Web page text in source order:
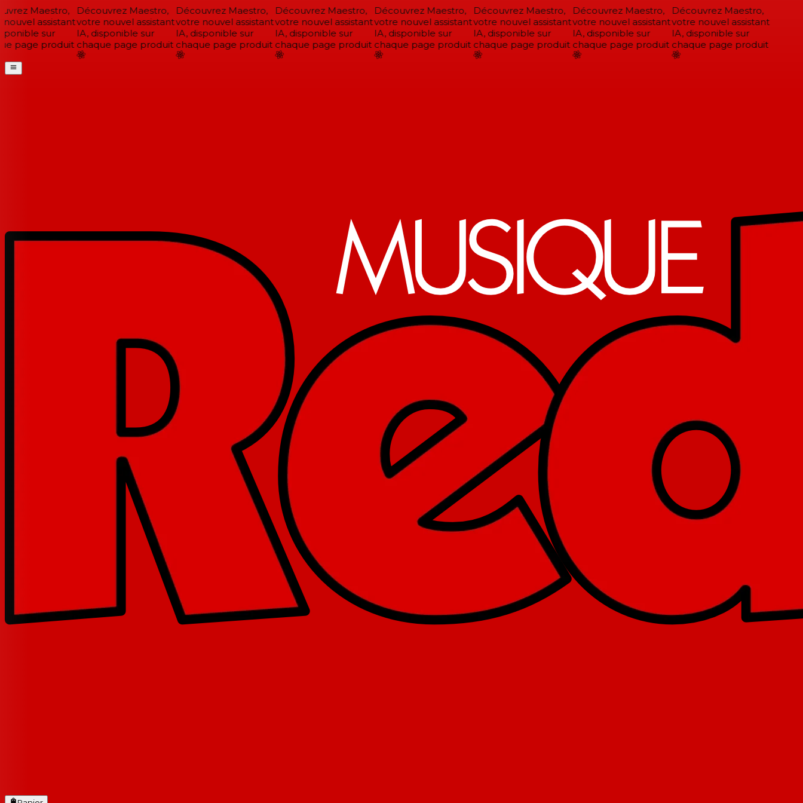
Maestro,
assistant
sur
page produit
Découvrez Maestro,
votre nouvel assistant
IA, disponible sur
chaque page produit
Découvrez Maestro,
votre nouvel assistant
IA, disponible sur
chaque page produit
Découvrez Maestro,
votre nouvel assistant
IA, disponible sur
chaque page produit
Découvrez Maestro,
votre nouvel assistant
IA, disponible sur
chaque page produit
Découvrez Maestro,
votre nouvel assistant
IA, disponible sur
chaque page produit
Découvrez Maestro,
votre nouvel assistant
IA, disponible sur
chaque page produit
Découvrez Maestro,
votre nouvel assistant
IA, disponible sur
chaque page produit